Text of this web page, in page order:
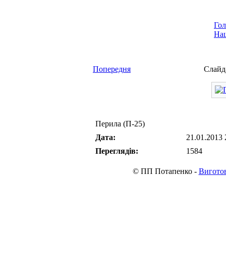
Попередня
Перила (П-25)
Дата:
21.01.2013
Переглядів:
1584
© ПП Потапенко -